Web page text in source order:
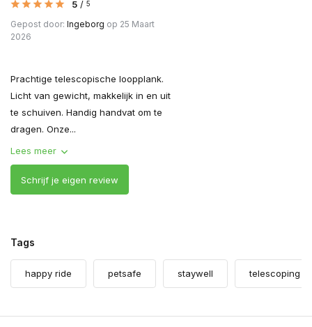
5 / 5
Gepost door: Ingeborg op 25 Maart
2026
Prachtige telescopische loopplank.
Licht van gewicht, makkelijk in en uit
te schuiven. Handig handvat om te
dragen. Onze...
Lees meer
Schrijf je eigen review
Tags
happy ride petsafe staywell telescoping